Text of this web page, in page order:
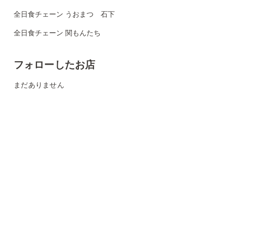
全日食チェーン うおまつ 石下
全日食チェーン 関もんたち
フォローしたお店
まだありません